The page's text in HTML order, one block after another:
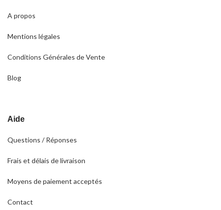
A propos
Mentions légales
Conditions Générales de Vente
Blog
Aide
Questions / Réponses
Frais et délais de livraison
Moyens de paiement acceptés
Contact